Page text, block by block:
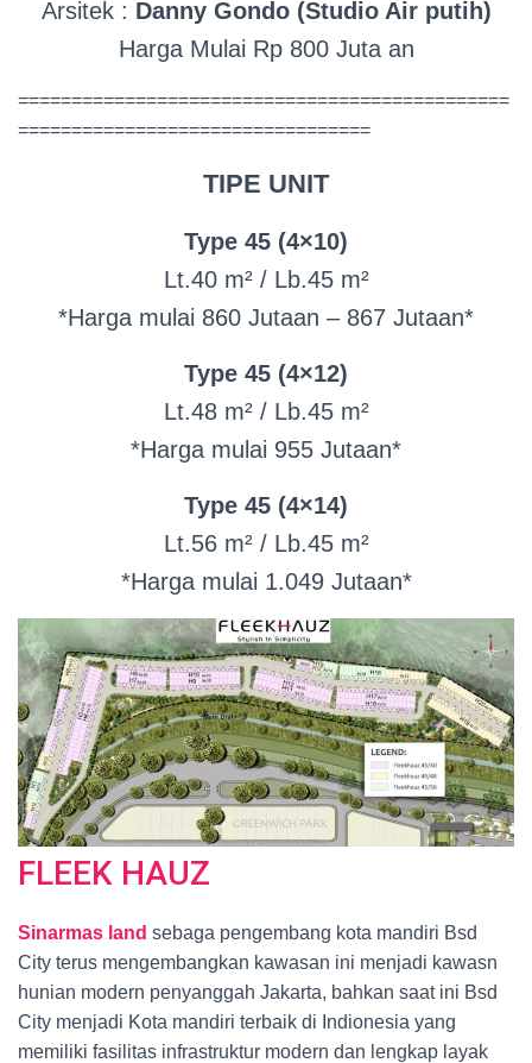
Arsitek : Danny Gondo (Studio Air putih)
Harga Mulai Rp 800 Juta an
==============================================
=================================
TIPE UNIT
Type 45 (4×10)
Lt.40 m² / Lb.45 m²
*Harga mulai 860 Jutaan – 867 Jutaan*
Type 45 (4×12)
Lt.48 m² / Lb.45 m²
*Harga mulai 955 Jutaan*
Type 45 (4×14)
Lt.56 m² / Lb.45 m²
*Harga mulai 1.049 Jutaan*
FLEEK HAUZ
Sinarmas land sebaga pengembang kota mandiri Bsd
City terus mengembangkan kawasan ini menjadi kawasn
hunian modern penyanggah Jakarta, bahkan saat ini Bsd
City menjadi Kota mandiri terbaik di Indionesia yang
memiliki fasilitas infrastruktur modern dan lengkap layak